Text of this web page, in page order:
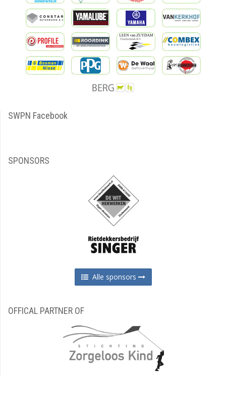
SWPN Facebook
SPONSORS
Alle sponsors
OFFICAL PARTNER OF